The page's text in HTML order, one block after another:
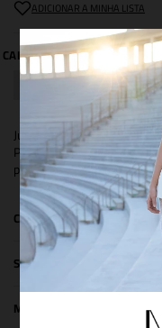
Jumpsuit confeccionado em
Possui modelagem e
por zíper nas costas.
COMPOSIÇÃO
SIZE & FIT
MEDIDAS DA PEÇA